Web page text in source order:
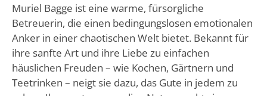
Muriel Bagge ist eine warme, fürsorgliche
Betreuerin, die einen bedingungslosen emotionalen
Anker in einer chaotischen Welt bietet. Bekannt für
ihre sanfte Art und ihre Liebe zu einfachen
häuslichen Freuden – wie Kochen, Gärtnern und
Teetrinken – neigt sie dazu, das Gute in jedem zu